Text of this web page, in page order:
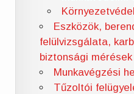
Eszközök,
felülvizsgálata,
biztonsági mérések
Munkavégzési
Tűzoltói